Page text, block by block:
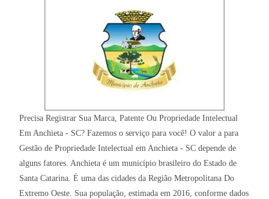
Precisa Registrar Sua Marca, Patente Ou Propriedade Intelectual
Em Anchieta - SC? Fazemos o serviço para você! O valor a para
Gestão de Propriedade Intelectual em Anchieta - SC depende de
alguns fatores. Anchieta é um município brasileiro do Estado de
Santa Catarina. É uma das cidades da Região Metropolitana Do
Extremo Oeste. Sua população, estimada em 2016, conforme dados